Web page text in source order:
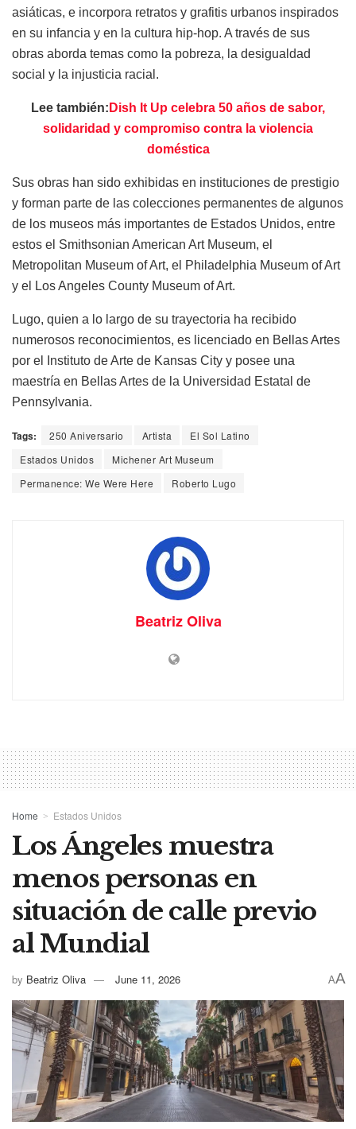
asiáticas, e incorpora retratos y grafitis urbanos inspirados
en su infancia y en la cultura hip-hop. A través de sus
obras aborda temas como la pobreza, la desigualdad
social y la injusticia racial.
Lee también: Dish It Up celebra 50 años de sabor,
solidaridad y compromiso contra la violencia
doméstica
Sus obras han sido exhibidas en instituciones de prestigio
y forman parte de las colecciones permanentes de algunos
de los museos más importantes de Estados Unidos, entre
estos el Smithsonian American Art Museum, el
Metropolitan Museum of Art, el Philadelphia Museum of Art
y el Los Angeles County Museum of Art.
Lugo, quien a lo largo de su trayectoria ha recibido
numerosos reconocimientos, es licenciado en Bellas Artes
por el Instituto de Arte de Kansas City y posee una
maestría en Bellas Artes de la Universidad Estatal de
Pennsylvania.
Tags: 250 Aniversario Artista
El Sol Latino
Estados Unidos
Michener Art Museum
Permanence: We Were Here
Roberto Lugo
Beatriz Oliva
Home Estados Unidos
Los Ángeles muestra
menos personas en
situación de calle previo
al Mundial
by Beatriz Oliva June 11, 2026 AA